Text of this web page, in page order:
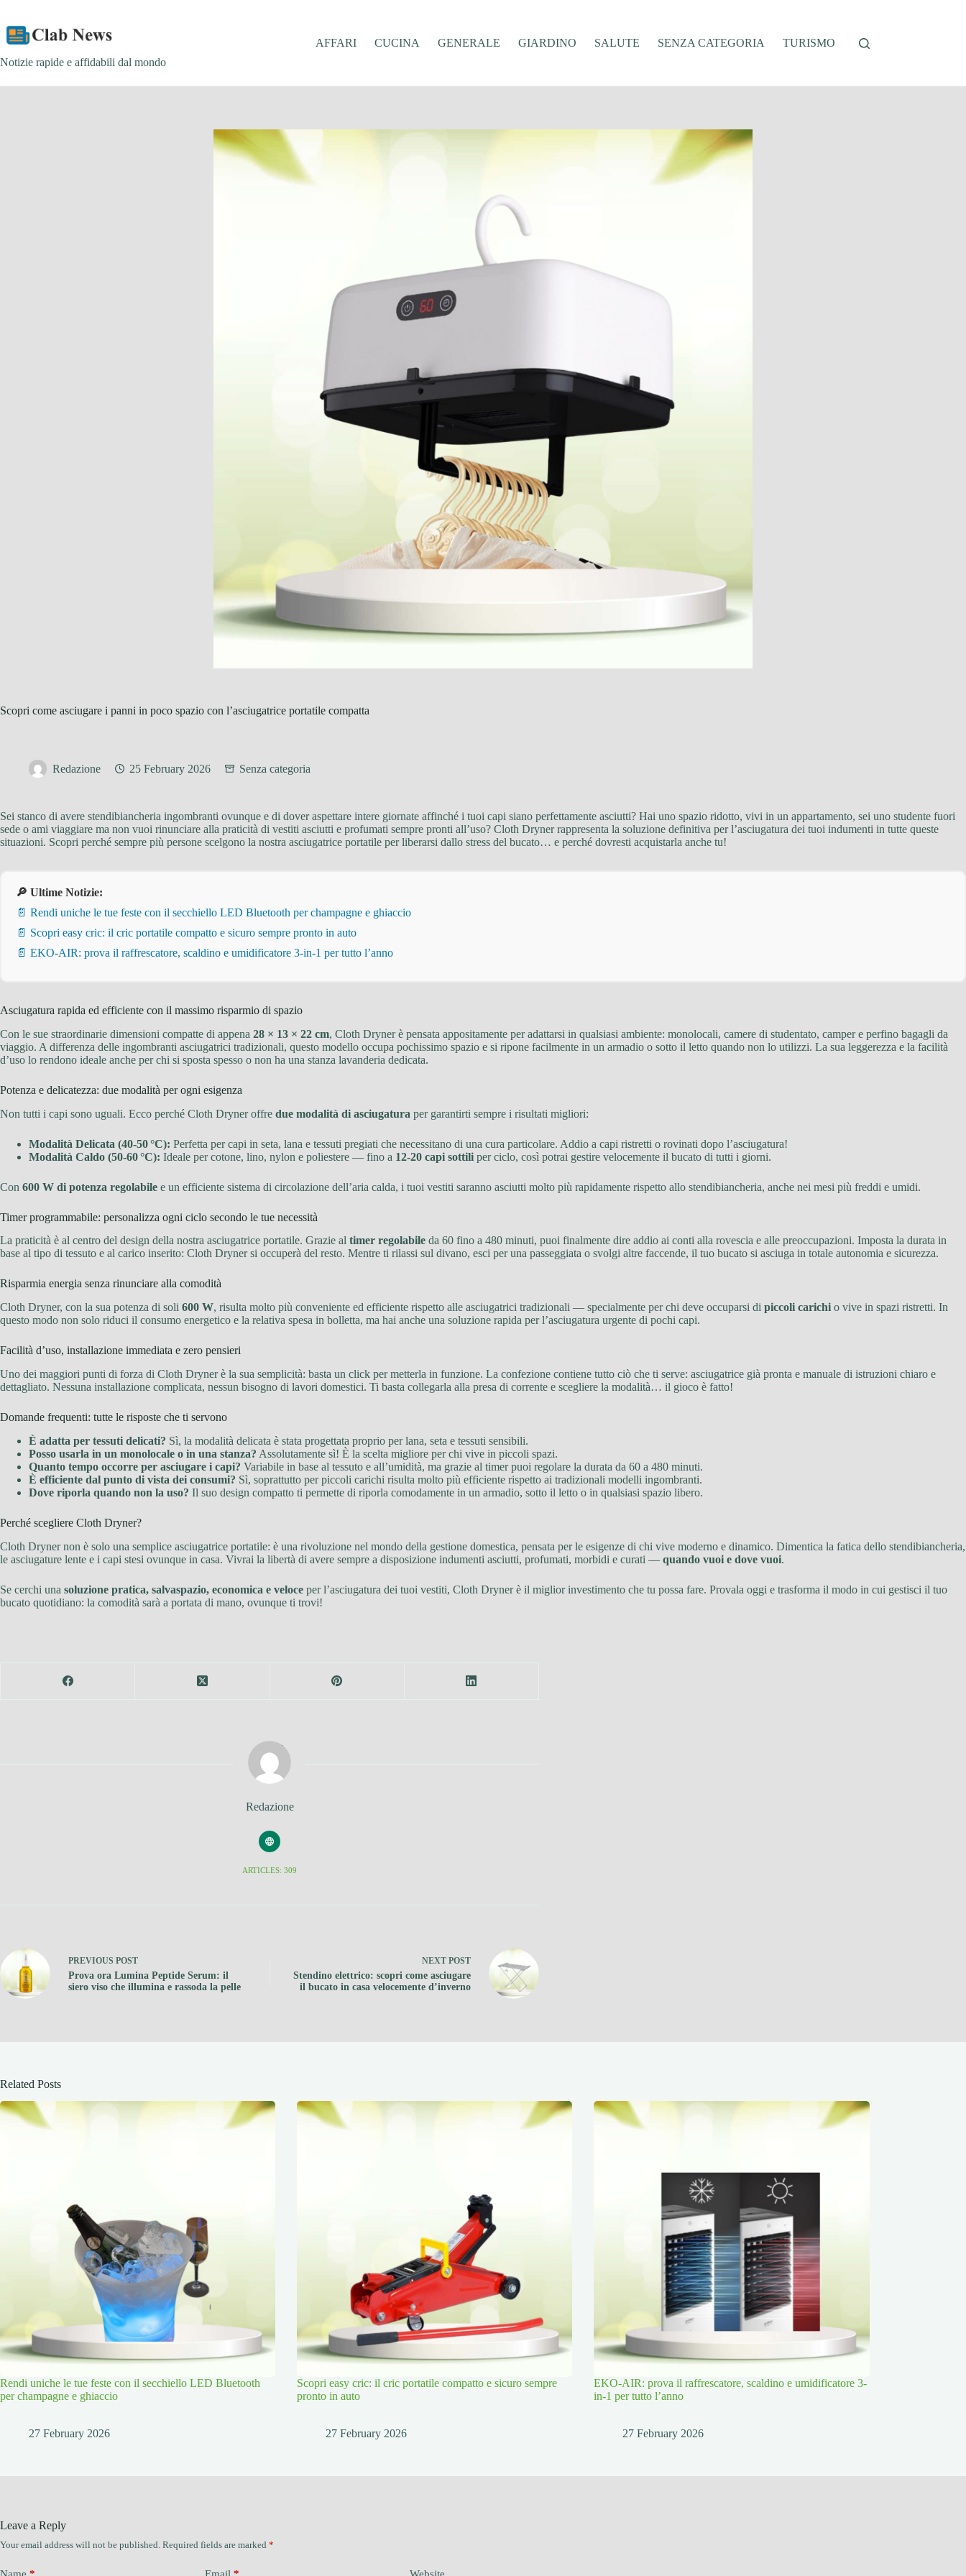
content
Notizie rapide e affidabili dal mondo
AFFARI CUCINA GENERALE GIARDINO SALUTE SENZA CATEGORIA TURISMO
Scopri come asciugare i panni in poco spazio con l’asciugatrice portatile compatta
Redazione 25 February 2026 Senza categoria
Sei stanco di avere stendibiancheria ingombranti ovunque e di dover aspettare intere giornate affinché i tuoi capi siano perfettamente asciutti? Hai uno spazio ridotto, vivi in un appartamento, sei uno studente fuori
sede o ami viaggiare ma non vuoi rinunciare alla praticità di vestiti asciutti e profumati sempre pronti all’uso? Cloth Dryner rappresenta la soluzione definitiva per l’asciugatura dei tuoi indumenti in tutte queste
situazioni. Scopri perché sempre più persone scelgono la nostra asciugatrice portatile per liberarsi dallo stress del bucato… e perché dovresti acquistarla anche tu!
🔎 Ultime Notizie:
📄 Rendi uniche le tue feste con il secchiello LED Bluetooth per champagne e ghiaccio
📄 Scopri easy cric: il cric portatile compatto e sicuro sempre pronto in auto
📄 EKO-AIR: prova il raffrescatore, scaldino e umidificatore 3-in-1 per tutto l’anno
Asciugatura rapida ed efficiente con il massimo risparmio di spazio
Con le sue straordinarie dimensioni compatte di appena 28 × 13 × 22 cm, Cloth Dryner è pensata appositamente per adattarsi in qualsiasi ambiente: monolocali, camere di studentato, camper e perfino bagagli da
viaggio. A differenza delle ingombranti asciugatrici tradizionali, questo modello occupa pochissimo spazio e si ripone facilmente in un armadio o sotto il letto quando non lo utilizzi. La sua leggerezza e la facilità
d’uso lo rendono ideale anche per chi si sposta spesso o non ha una stanza lavanderia dedicata.
Potenza e delicatezza: due modalità per ogni esigenza
Non tutti i capi sono uguali. Ecco perché Cloth Dryner offre due modalità di asciugatura per garantirti sempre i risultati migliori:
Modalità Delicata (40‑50 °C): Perfetta per capi in seta, lana e tessuti pregiati che necessitano di una cura particolare. Addio a capi ristretti o rovinati dopo l’asciugatura!
Modalità Caldo (50‑60 °C): Ideale per cotone, lino, nylon e poliestere — fino a 12‑20 capi sottili per ciclo, così potrai gestire velocemente il bucato di tutti i giorni.
Con 600 W di potenza regolabile e un efficiente sistema di circolazione dell’aria calda, i tuoi vestiti saranno asciutti molto più rapidamente rispetto allo stendibiancheria, anche nei mesi più freddi e umidi.
Timer programmabile: personalizza ogni ciclo secondo le tue necessità
La praticità è al centro del design della nostra asciugatrice portatile. Grazie al timer regolabile da 60 fino a 480 minuti, puoi finalmente dire addio ai conti alla rovescia e alle preoccupazioni. Imposta la durata in
base al tipo di tessuto e al carico inserito: Cloth Dryner si occuperà del resto. Mentre ti rilassi sul divano, esci per una passeggiata o svolgi altre faccende, il tuo bucato si asciuga in totale autonomia e sicurezza.
Risparmia energia senza rinunciare alla comodità
Cloth Dryner, con la sua potenza di soli 600 W, risulta molto più conveniente ed efficiente rispetto alle asciugatrici tradizionali — specialmente per chi deve occuparsi di piccoli carichi o vive in spazi ristretti. In
questo modo non solo riduci il consumo energetico e la relativa spesa in bolletta, ma hai anche una soluzione rapida per l’asciugatura urgente di pochi capi.
Facilità d’uso, installazione immediata e zero pensieri
Uno dei maggiori punti di forza di Cloth Dryner è la sua semplicità: basta un click per metterla in funzione. La confezione contiene tutto ciò che ti serve: asciugatrice già pronta e manuale di istruzioni chiaro e
dettagliato. Nessuna installazione complicata, nessun bisogno di lavori domestici. Ti basta collegarla alla presa di corrente e scegliere la modalità… il gioco è fatto!
Domande frequenti: tutte le risposte che ti servono
È adatta per tessuti delicati? Sì, la modalità delicata è stata progettata proprio per lana, seta e tessuti sensibili.
Posso usarla in un monolocale o in una stanza? Assolutamente sì! È la scelta migliore per chi vive in piccoli spazi.
Quanto tempo occorre per asciugare i capi? Variabile in base al tessuto e all’umidità, ma grazie al timer puoi regolare la durata da 60 a 480 minuti.
È efficiente dal punto di vista dei consumi? Sì, soprattutto per piccoli carichi risulta molto più efficiente rispetto ai tradizionali modelli ingombranti.
Dove riporla quando non la uso? Il suo design compatto ti permette di riporla comodamente in un armadio, sotto il letto o in qualsiasi spazio libero.
Perché scegliere Cloth Dryner?
Cloth Dryner non è solo una semplice asciugatrice portatile: è una rivoluzione nel mondo della gestione domestica, pensata per le esigenze di chi vive moderno e dinamico. Dimentica la fatica dello stendibiancheria,
le asciugature lente e i capi stesi ovunque in casa. Vivrai la libertà di avere sempre a disposizione indumenti asciutti, profumati, morbidi e curati — quando vuoi e dove vuoi.
Se cerchi una soluzione pratica, salvaspazio, economica e veloce per l’asciugatura dei tuoi vestiti, Cloth Dryner è il miglior investimento che tu possa fare. Provala oggi e trasforma il modo in cui gestisci il tuo
bucato quotidiano: la comodità sarà a portata di mano, ovunque ti trovi!
Redazione
ARTICLES: 309
PREVIOUS POST
Prova ora Lumina Peptide Serum: il
siero viso che illumina e rassoda la pelle
NEXT POST
Stendino elettrico: scopri come asciugare
il bucato in casa velocemente d’inverno
Related Posts
Rendi uniche le tue feste con il secchiello LED Bluetooth
per champagne e ghiaccio
27 February 2026
Scopri easy cric: il cric portatile compatto e sicuro sempre
pronto in auto
27 February 2026
EKO-AIR: prova il raffrescatore, scaldino e umidificatore 3-
in-1 per tutto l’anno
27 February 2026
Leave a Reply
Your email address will not be published. Required fields are marked *